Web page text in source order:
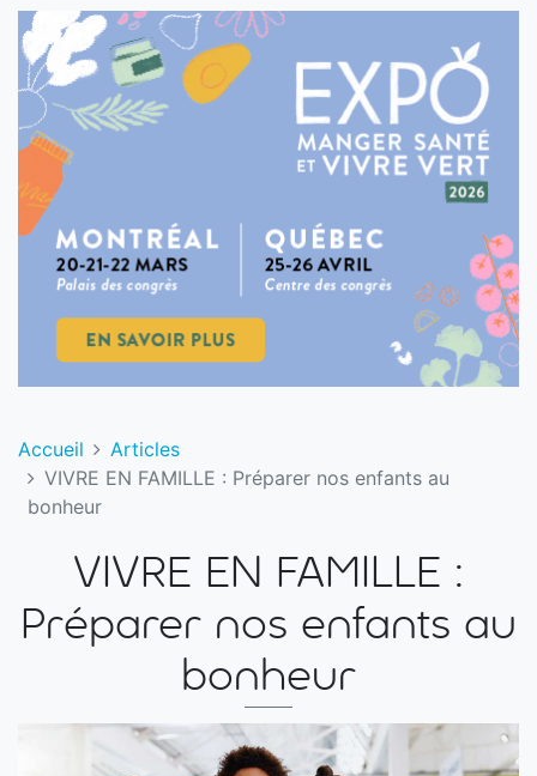
Accueil
Articles
VIVRE EN FAMILLE : Préparer nos enfants au
bonheur
VIVRE EN FAMILLE :
Préparer nos enfants au
bonheur